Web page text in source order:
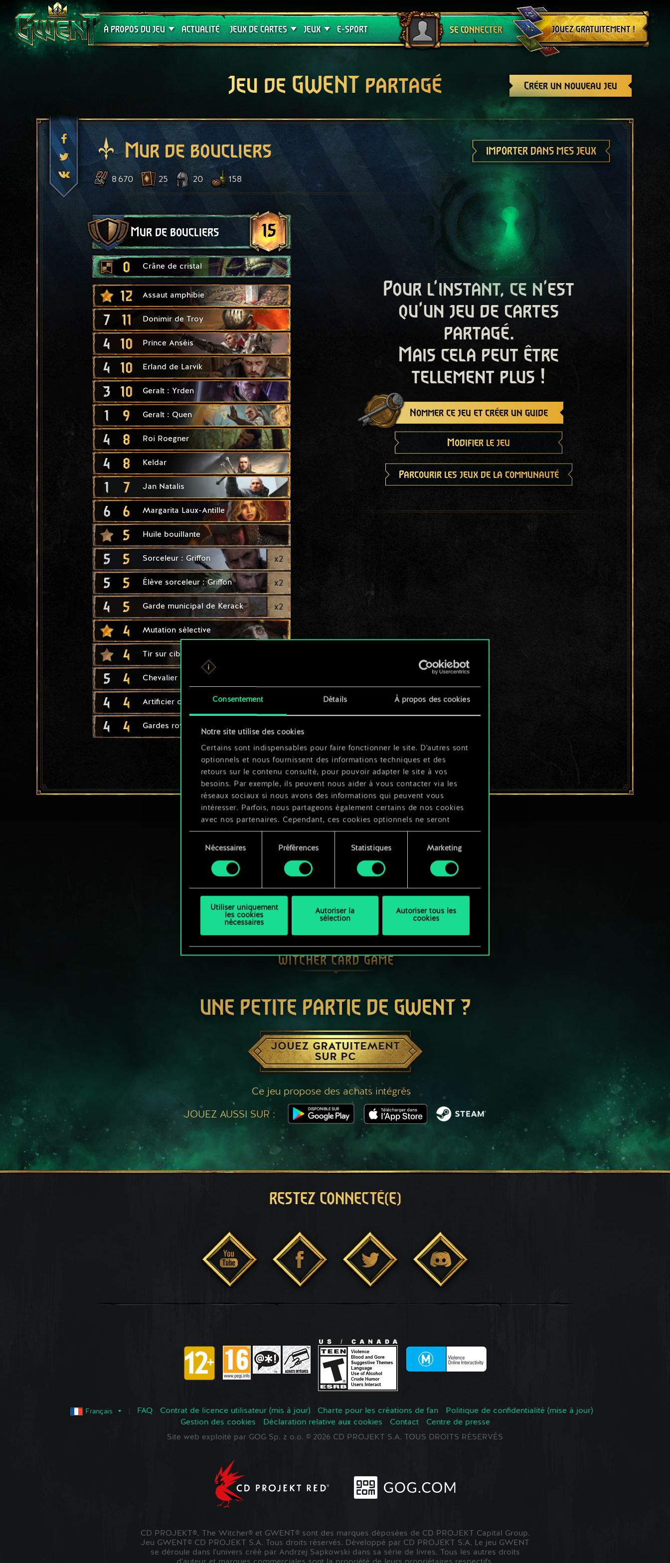
Consentement Détails À propos des cookies
Notre site utilise des cookies
Certains sont indispensables pour faire fonctionner le site. D'autres sont
optionnels et nous fournissent des informations techniques et des
retours sur le contenu consulté, pour pouvoir adapter le site à vos
besoins. Par exemple, ils peuvent nous aider à vous contacter via les
réseaux sociaux si nous avons des informations qui peuvent vous
intéresser. Parfois, nous partageons également certains de nos cookies
avec nos partenaires. Cependant, ces cookies optionnels ne seront
appliqués qu'avec votre permission.
et modifier vos préférences dans le menu "Paramètres" ci-dessous.
consentement
Nécessaires Préférences Statistiques Marketing
Utiliser uniquement
les cookies
nécessaires
Autoriser la
sélection
Autoriser tous les
cookies
À PROPOS DU JEU
Assistance
ACTUALITÉ JEUX DE CARTES
Crimson Curse
JEUX
Guides de jeux
E-SPORT SE CONNECTER
Se déconnecter
JOUEZ GRATUITEMENT !
Créer un nouveau jeu
Jeu de GWENT partagé
Mur de boucliers IMPORTER DANS MES JEUX
8 670 25 20 158
Mur de boucliers 15
0 Crâne de cristal
12 Assaut amphibie
7 11 Donimir de Troy
4 10 Prince Anséis
4 10 Erland de Larvik
3 10 Geralt : Yrden
1 9 Geralt : Quen
4 8 Roi Roegner
4 8 Keldar
1 7 Jan Natalis
6 6 Margarita Laux-Antille
5 Huile bouillante
5 5 Sorceleur : Griffon x2
5 5 Élève sorceleur : Griffon x2
4 5 Garde municipal de Kerack x2
4 Mutation sélective
4 Tir sur cible
5 4 Chevalier de Kaedwen
4 4 Artificier de Cintra
4 4 Gardes royaux de Radovid
Pour l'instant, ce n'est
qu'un jeu de cartes
partagé.
Mais cela peut être
tellement plus !
Nommer ce jeu et créer un guide
Modifier le jeu
Parcourir les jeux de la communauté
UNE PETITE PARTIE DE GWENT ?
JOUEZ GRATUITEMENT
SUR PC
Ce jeu propose des achats intégrés
JOUEZ AUSSI SUR :
RESTEZ CONNECTÉ(E)
Français FAQ Contrat de licence utilisateur (mis à jour) Charte pour les créations de fan
Politique de confidentialité (mise à jour)
Gestion des cookies
Déclaration relative aux cookies Contact
Centre de presse
Site web exploité par GOG Sp. z o.o. © 2026 CD PROJEKT S.A. TOUS DROITS RÉSERVÉS
CD PROJEKT®, The Witcher® et GWENT® sont des marques déposées de CD PROJEKT Capital Group.
Jeu GWENT© CD PROJEKT S.A. Tous droits réservés. Développé par CD PROJEKT S.A. Le jeu GWENT
se déroule dans l'univers créé par Andrzej Sapkowski dans sa série de livres. Tous les autres droits